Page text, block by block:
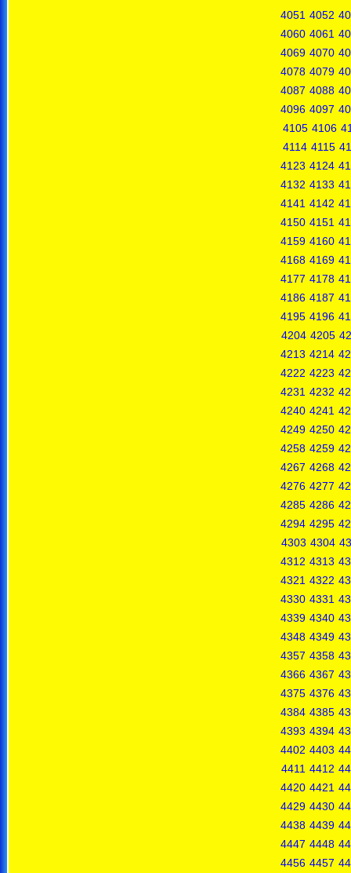
4051 4052
4060 4061
4069 4070
4078 4079
4087 4088
4096 4097
4105 4106
4114 4115
4123 4124
4132 4133
4141 4142
4150 4151
4159 4160
4168 4169
4177 4178
4186 4187
4195 4196
4204 4205
4213 4214
4222 4223
4231 4232
4240 4241
4249 4250
4258 4259
4267 4268
4276 4277
4285 4286
4294 4295
4303 4304
4312 4313
4321 4322
4330 4331
4339 4340
4348 4349
4357 4358
4366 4367
4375 4376
4384 4385
4393 4394
4402 4403
4411 4412
4420 4421
4429 4430
4438 4439
4447 4448
4456 4457